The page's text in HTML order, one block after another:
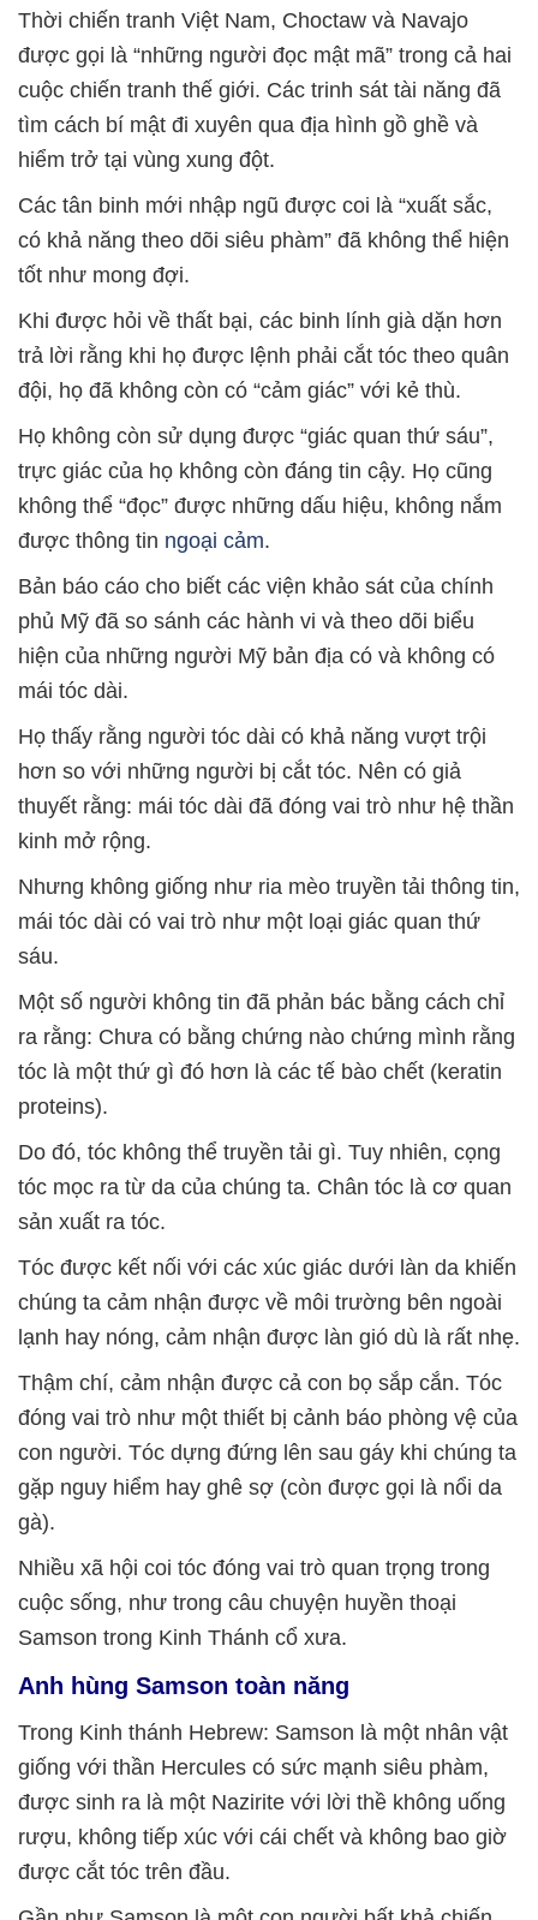
Thời chiến tranh Việt Nam, Choctaw và Navajo
được gọi là “những người đọc mật mã” trong cả hai
cuộc chiến tranh thế giới. Các trinh sát tài năng đã
tìm cách bí mật đi xuyên qua địa hình gồ ghề và
hiểm trở tại vùng xung đột.
Các tân binh mới nhập ngũ được coi là “xuất sắc,
có khả năng theo dõi siêu phàm” đã không thể hiện
tốt như mong đợi.
Khi được hỏi về thất bại, các binh lính già dặn hơn
trả lời rằng khi họ được lệnh phải cắt tóc theo quân
đội, họ đã không còn có “cảm giác” với kẻ thù.
Họ không còn sử dụng được “giác quan thứ sáu”,
trực giác của họ không còn đáng tin cậy. Họ cũng
không thể “đọc” được những dấu hiệu, không nắm
được thông tin ngoại cảm.
Bản báo cáo cho biết các viện khảo sát của chính
phủ Mỹ đã so sánh các hành vi và theo dõi biểu
hiện của những người Mỹ bản địa có và không có
mái tóc dài.
Họ thấy rằng người tóc dài có khả năng vượt trội
hơn so với những người bị cắt tóc. Nên có giả
thuyết rằng: mái tóc dài đã đóng vai trò như hệ thần
kinh mở rộng.
Nhưng không giống như ria mèo truyền tải thông tin,
mái tóc dài có vai trò như một loại giác quan thứ
sáu.
Một số người không tin đã phản bác bằng cách chỉ
ra rằng: Chưa có bằng chứng nào chứng mình rằng
tóc là một thứ gì đó hơn là các tế bào chết (keratin
proteins).
Do đó, tóc không thể truyền tải gì. Tuy nhiên, cọng
tóc mọc ra từ da của chúng ta. Chân tóc là cơ quan
sản xuất ra tóc.
Tóc được kết nối với các xúc giác dưới làn da khiến
chúng ta cảm nhận được về môi trường bên ngoài
lạnh hay nóng, cảm nhận được làn gió dù là rất nhẹ.
Thậm chí, cảm nhận được cả con bọ sắp cắn. Tóc
đóng vai trò như một thiết bị cảnh báo phòng vệ của
con người. Tóc dựng đứng lên sau gáy khi chúng ta
gặp nguy hiểm hay ghê sợ (còn được gọi là nổi da
gà).
Nhiều xã hội coi tóc đóng vai trò quan trọng trong
cuộc sống, như trong câu chuyện huyền thoại
Samson trong Kinh Thánh cổ xưa.
Anh hùng Samson toàn năng
Trong Kinh thánh Hebrew: Samson là một nhân vật
giống với thần Hercules có sức mạnh siêu phàm,
được sinh ra là một Nazirite với lời thề không uống
rượu, không tiếp xúc với cái chết và không bao giờ
được cắt tóc trên đầu.